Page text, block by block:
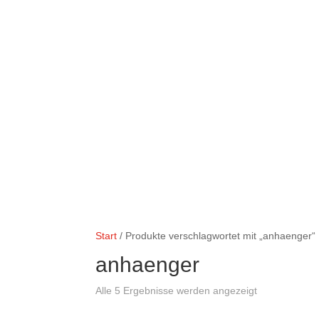
Start / Produkte verschlagwortet mit „anhaenger“
anhaenger
Alle 5 Ergebnisse werden angezeigt